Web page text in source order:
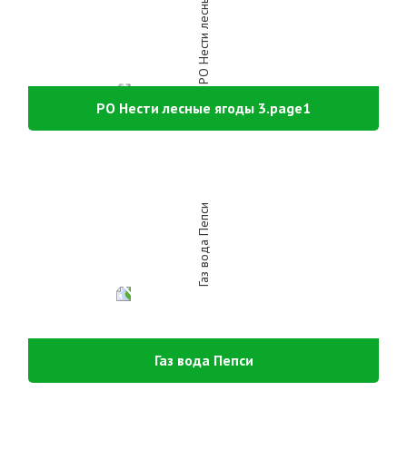
РО Нести лесные ягоды 3.page1
Газ вода Пепси